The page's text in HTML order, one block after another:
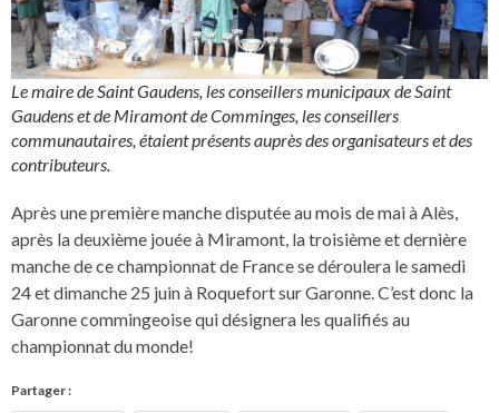
Le maire de Saint Gaudens, les conseillers municipaux de Saint
Gaudens et de Miramont de Comminges, les conseillers
communautaires, étaient présents auprès des organisateurs et des
contributeurs.
Après une première manche disputée au mois de mai à Alès,
après la deuxième jouée à Miramont, la troisième et dernière
manche de ce championnat de France se déroulera le samedi
24 et dimanche 25 juin à Roquefort sur Garonne. C’est donc la
Garonne commingeoise qui désignera les qualifiés au
championnat du monde!
Partager :